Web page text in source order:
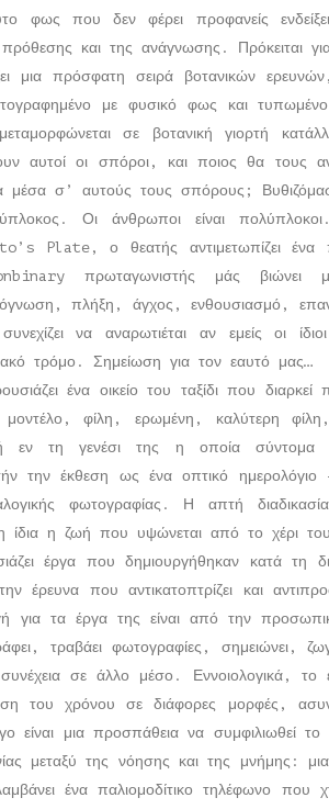
φως που δεν φέρει προφανείς
και της ανάγνωσης. Πρόκειται
μια πρόσφατη σειρά βοτανικών
με φυσικό φως και
σε βοτανική γιορτή
αυτοί οι σπόροι, και ποιος θα τους
μέσα σ’ αυτούς τους σπόρους;
Οι άνθρωποι είναι
Plate, ο θεατής αντιμετωπίζει ένα
πρωταγωνιστής μάς βιώνει
πλήξη, άγχος, ενθουσιασμό,
να αναρωτιέται αν εμείς οι
τρόμο. Σημείωση για τον εαυτό μας…
ένα οικείο του ταξίδι που διαρκεί
φίλη, ερωμένη, καλύτερη
εν τη γενέσι της η οποία σύντομα
την έκθεση ως ένα οπτικό
φωτογραφίας. Η απτή
ίδια η ζωή που υψώνεται από το χέρι
έργα που δημιουργήθηκαν κατά τη
έρευνα που αντικατοπτρίζει και
τα έργα της είναι από την
τραβάει φωτογραφίες, σημειώνει,
σε άλλο μέσο. Εννοιολογικά, το
του χρόνου σε διάφορες μορφές,
είναι μια προσπάθεια να συμφιλιωθεί
μεταξύ της νόησης και της μνήμης:
ένα παλιομοδίτικο τηλέφωνο